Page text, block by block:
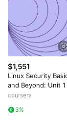
實際回饋請依LINE
ETMall站內之折扣
券等)，不具點數回
顯示為準。 7. LINE
殊活動時開放「回
計算，並依訂單成
8. LINE購物為購物
如顯示之商品規格、
頁不符，以銷售網
日期+180天以內至
行申訴，恕無法贈
用，或不適用於無回
$1,551
Linux Security
and Beyond: Unit 1
coursera
3%